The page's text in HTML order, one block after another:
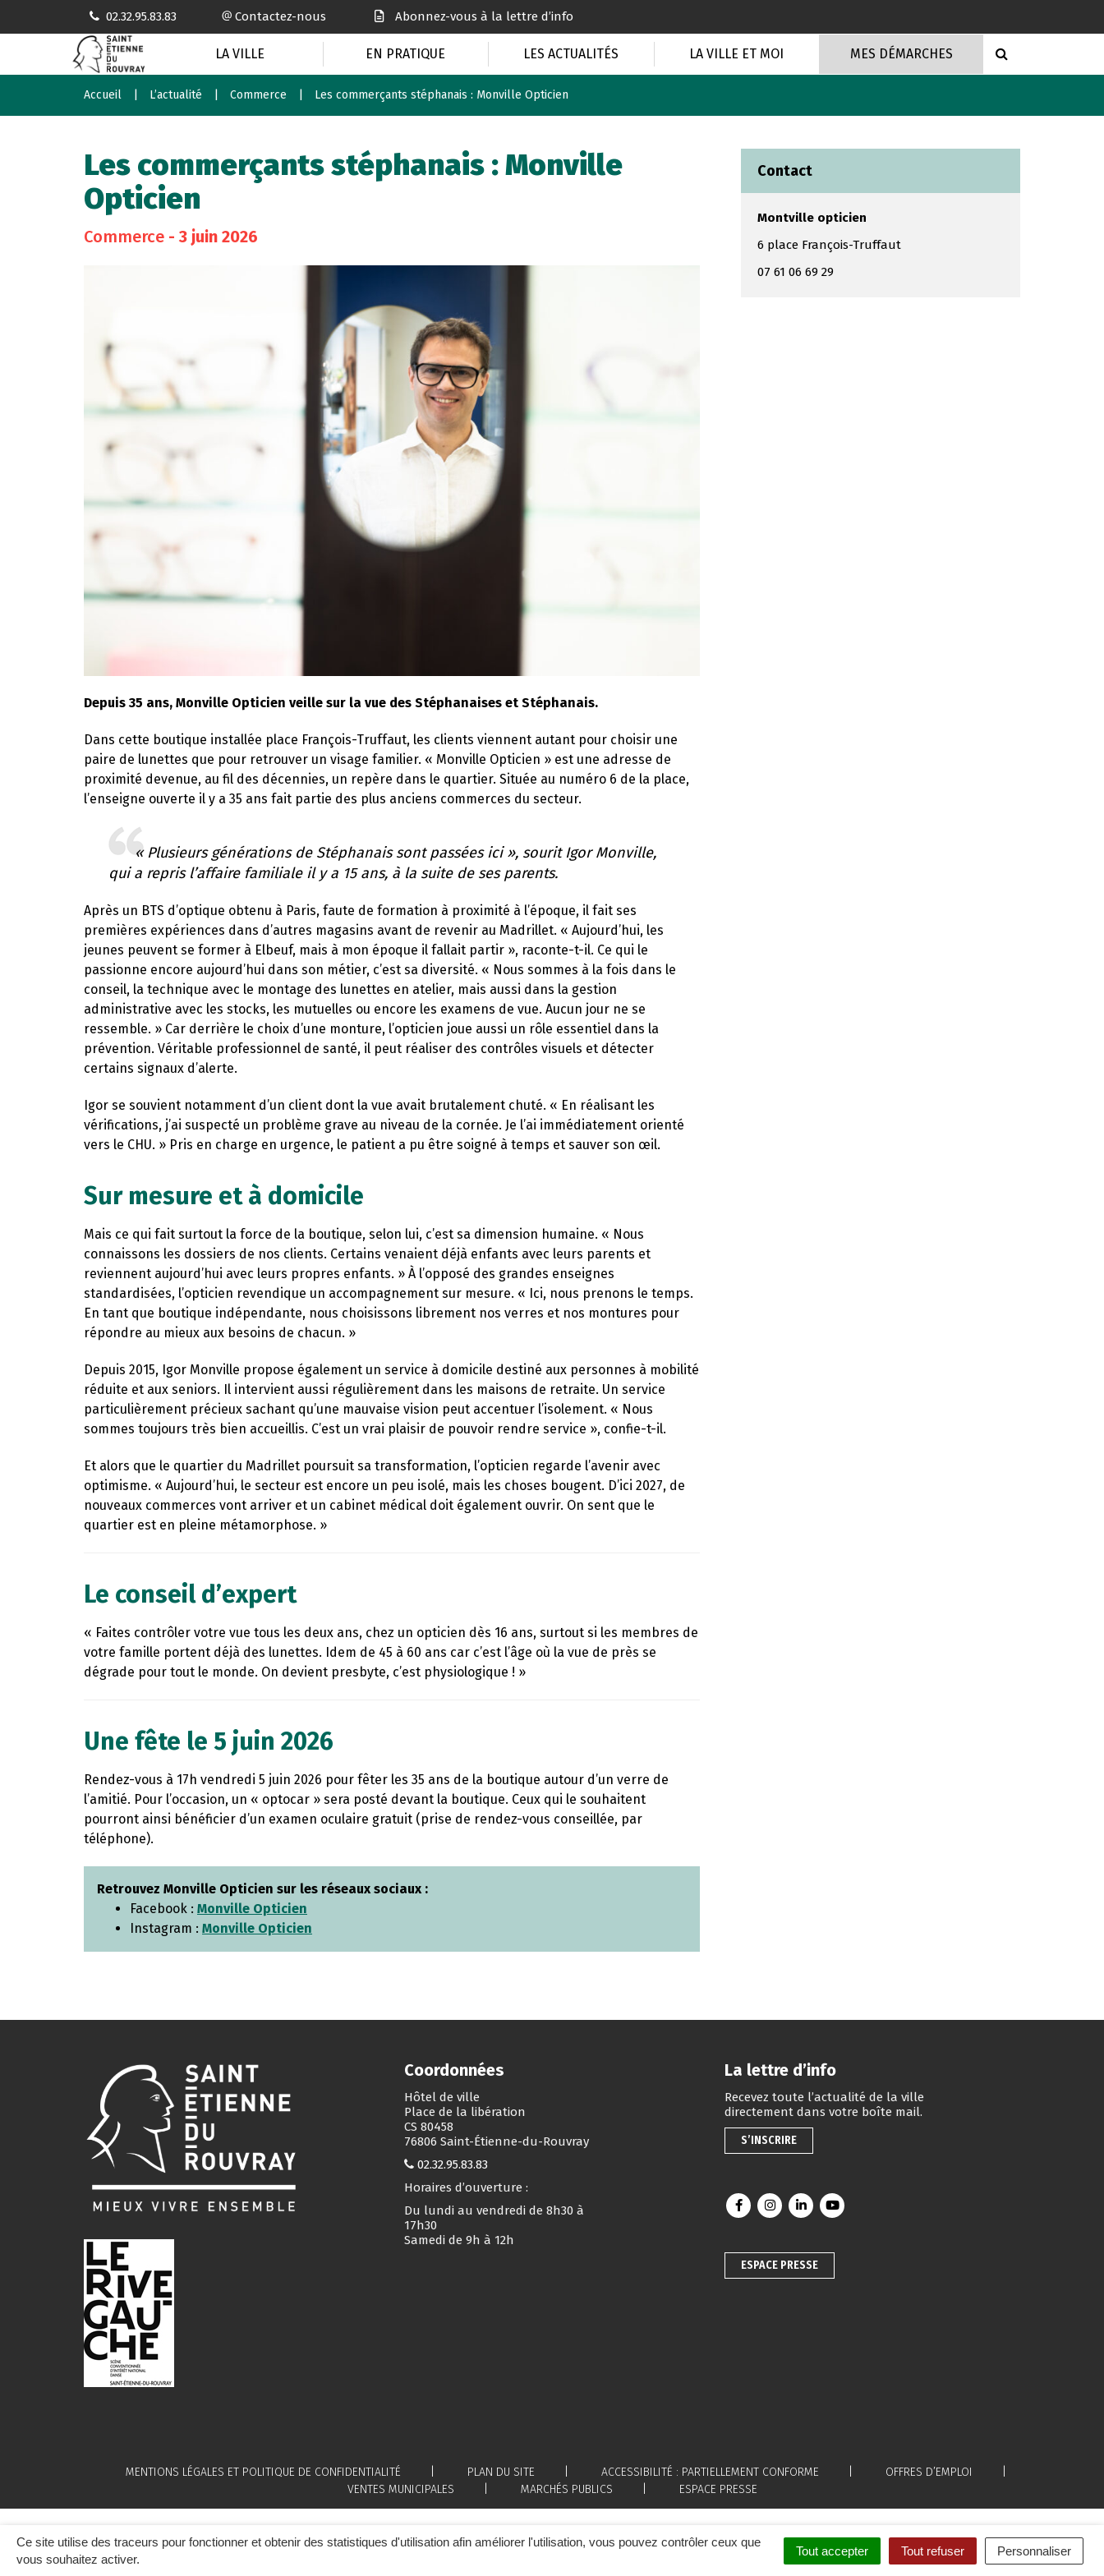
Ce site utilise des traceurs pour fonctionner et obtenir des statistiques d'utilisation afin améliorer l'utilisation, vous pouvez contrôler ceux que
vous souhaitez activer.
Tout accepter Tout refuser Personnaliser
02.32.95.83.83 Contactez-nous Abonnez-vous à la lettre d’info
LA VILLE EN PRATIQUE LES ACTUALITÉS LA VILLE ET MOI MES DÉMARCHES
Accueil L’actualité Commerce Les commerçants stéphanais : Monville Opticien
Les commerçants stéphanais : Monville
Opticien
Commerce - 3 juin 2026
Depuis 35 ans, Monville Opticien veille sur la vue des Stéphanaises et Stéphanais.
Dans cette boutique installée place François-Truffaut, les clients viennent autant pour choisir une
paire de lunettes que pour retrouver un visage familier. « Monville Opticien » est une adresse de
proximité devenue, au fil des décennies, un repère dans le quartier. Située au numéro 6 de la place,
l’enseigne ouverte il y a 35 ans fait partie des plus anciens commerces du secteur.
« Plusieurs générations de Stéphanais sont passées ici », sourit Igor Monville,
qui a repris l’affaire familiale il y a 15 ans, à la suite de ses parents.
Après un BTS d’optique obtenu à Paris, faute de formation à proximité à l’époque, il fait ses
premières expériences dans d’autres magasins avant de revenir au Madrillet. « Aujourd’hui, les
jeunes peuvent se former à Elbeuf, mais à mon époque il fallait partir », raconte-t-il. Ce qui le
passionne encore aujourd’hui dans son métier, c’est sa diversité. « Nous sommes à la fois dans le
conseil, la technique avec le montage des lunettes en atelier, mais aussi dans la gestion
administrative avec les stocks, les mutuelles ou encore les examens de vue. Aucun jour ne se
ressemble. » Car derrière le choix d’une monture, l’opticien joue aussi un rôle essentiel dans la
prévention. Véritable professionnel de santé, il peut réaliser des contrôles visuels et détecter
certains signaux d’alerte.
Igor se souvient notamment d’un client dont la vue avait brutalement chuté. « En réalisant les
vérifications, j’ai suspecté un problème grave au niveau de la cornée. Je l’ai immédiatement orienté
vers le CHU. » Pris en charge en urgence, le patient a pu être soigné à temps et sauver son œil.
Sur mesure et à domicile
Mais ce qui fait surtout la force de la boutique, selon lui, c’est sa dimension humaine. « Nous
connaissons les dossiers de nos clients. Certains venaient déjà enfants avec leurs parents et
reviennent aujourd’hui avec leurs propres enfants. » À l’opposé des grandes enseignes
standardisées, l’opticien revendique un accompagnement sur mesure. « Ici, nous prenons le temps.
En tant que boutique indépendante, nous choisissons librement nos verres et nos montures pour
répondre au mieux aux besoins de chacun. »
Depuis 2015, Igor Monville propose également un service à domicile destiné aux personnes à mobilité
réduite et aux seniors. Il intervient aussi régulièrement dans les maisons de retraite. Un service
particulièrement précieux sachant qu’une mauvaise vision peut accentuer l’isolement. « Nous
sommes toujours très bien accueillis. C’est un vrai plaisir de pouvoir rendre service », confie-t-il.
Et alors que le quartier du Madrillet poursuit sa transformation, l’opticien regarde l’avenir avec
optimisme. « Aujourd’hui, le secteur est encore un peu isolé, mais les choses bougent. D’ici 2027, de
nouveaux commerces vont arriver et un cabinet médical doit également ouvrir. On sent que le
quartier est en pleine métamorphose. »
Le conseil d’expert
« Faites contrôler votre vue tous les deux ans, chez un opticien dès 16 ans, surtout si les membres de
votre famille portent déjà des lunettes. Idem de 45 à 60 ans car c’est l’âge où la vue de près se
dégrade pour tout le monde. On devient presbyte, c’est physiologique ! »
Une fête le 5 juin 2026
Rendez-vous à 17h vendredi 5 juin 2026 pour fêter les 35 ans de la boutique autour d’un verre de
l’amitié. Pour l’occasion, un « optocar » sera posté devant la boutique. Ceux qui le souhaitent
pourront ainsi bénéficier d’un examen oculaire gratuit (prise de rendez-vous conseillée, par
téléphone).
Retrouvez Monville Opticien sur les réseaux sociaux :
Facebook : Monville Opticien
Instagram : Monville Opticien
Contact
Montville opticien
6 place François-Truffaut
07 61 06 69 29
Coordonnées
Hôtel de ville
Place de la libération
CS 80458
76806 Saint-Étienne-du-Rouvray
02.32.95.83.83
Horaires d’ouverture :
Du lundi au vendredi de 8h30 à
17h30
Samedi de 9h à 12h
La lettre d’info
Recevez toute l’actualité de la ville
directement dans votre boîte mail.
S’INSCRIRE
Lien vers le compte Facebook
Lien vers le compte Instagram
Lien vers le compte Linkedin
Lien vers la chaîne Youtube
ESPACE PRESSE
MENTIONS LÉGALES ET POLITIQUE DE CONFIDENTIALITÉ PLAN DU SITE ACCESSIBILITÉ : PARTIELLEMENT CONFORME
OFFRES D’EMPLOI
VENTES MUNICIPALES
MARCHÉS PUBLICS ESPACE PRESSE